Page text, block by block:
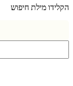
מילת חיפוש